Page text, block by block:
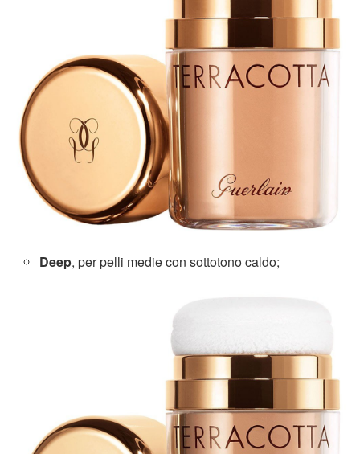
Deep, per pelli medie con sottotono caldo;